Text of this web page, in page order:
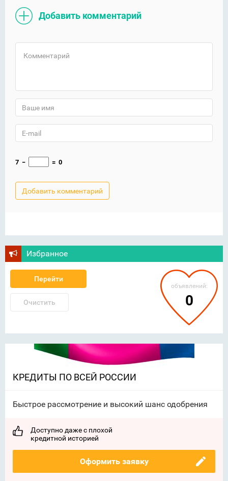
Добавить комментарий
7 − = 0
Избранное
Перейти
Очистить
объявлений:
0
КРЕДИТЫ ПО ВСЕЙ РОССИИ
Быстрое рассмотрение и высокий шанс одобрения
Доступно даже с плохой
кредитной историей
Оформить заявку